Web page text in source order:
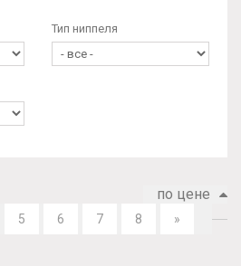
Тип ниппеля
по цене
5 6 7 8 »